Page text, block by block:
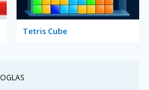
Tetris Cube
OGLAS